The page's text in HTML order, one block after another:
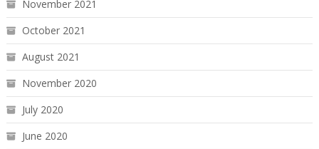
November 2021
October 2021
August 2021
November 2020
July 2020
June 2020